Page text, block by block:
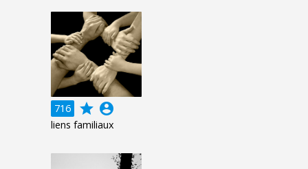
716 grade account_circle
liens familiaux